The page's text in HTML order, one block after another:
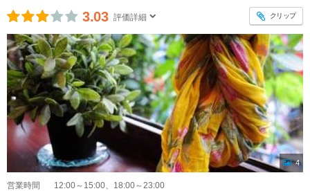
3.03 評価詳細 クリップ
4
営業時間 12:00～15:00、18:00～23:00